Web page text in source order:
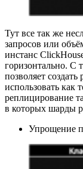
Тут все так же
запросов или
инстанс
горизонтально. С
позволяет
использовать как
реплицирование
в которых шарды
Упрощение